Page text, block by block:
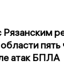
Рязанским
пять
атак БПЛА